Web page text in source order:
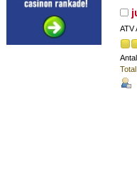
ATV